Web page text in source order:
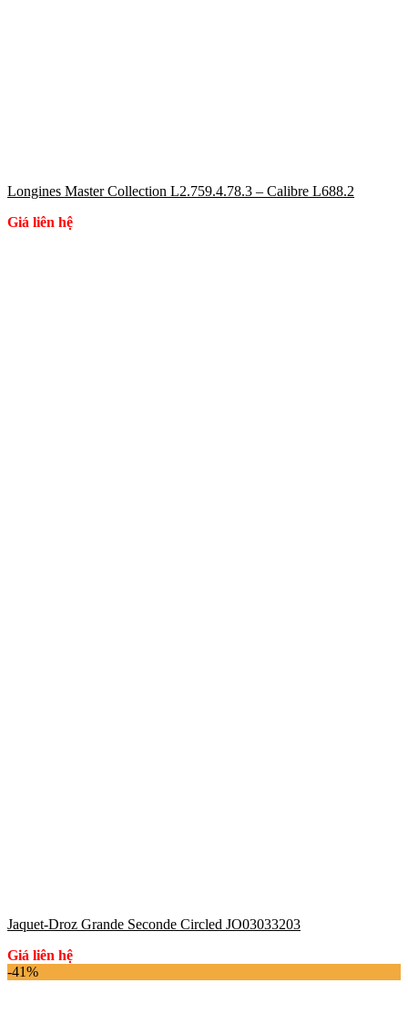
Longines Master Collection L2.759.4.78.3 – Calibre L688.2
Giá liên hệ
Jaquet-Droz Grande Seconde Circled JO03033203
Giá liên hệ
-41%